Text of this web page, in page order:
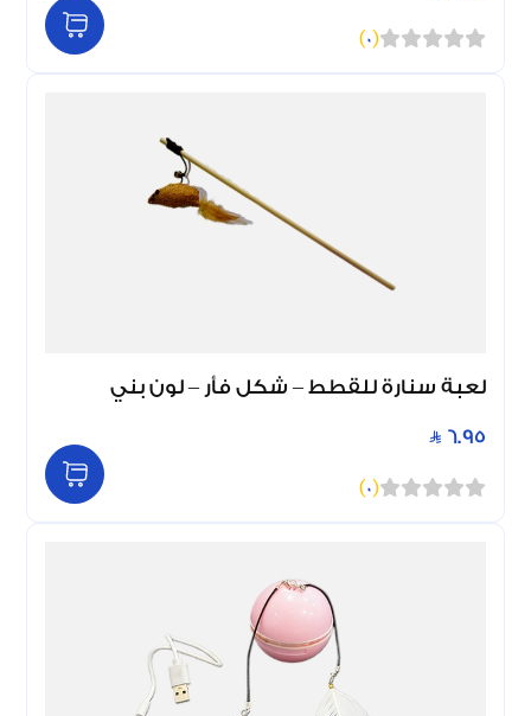
(
0
)
لعبة سنارة للقطط – شكل فأر – لون بني
6.95
(
0
)